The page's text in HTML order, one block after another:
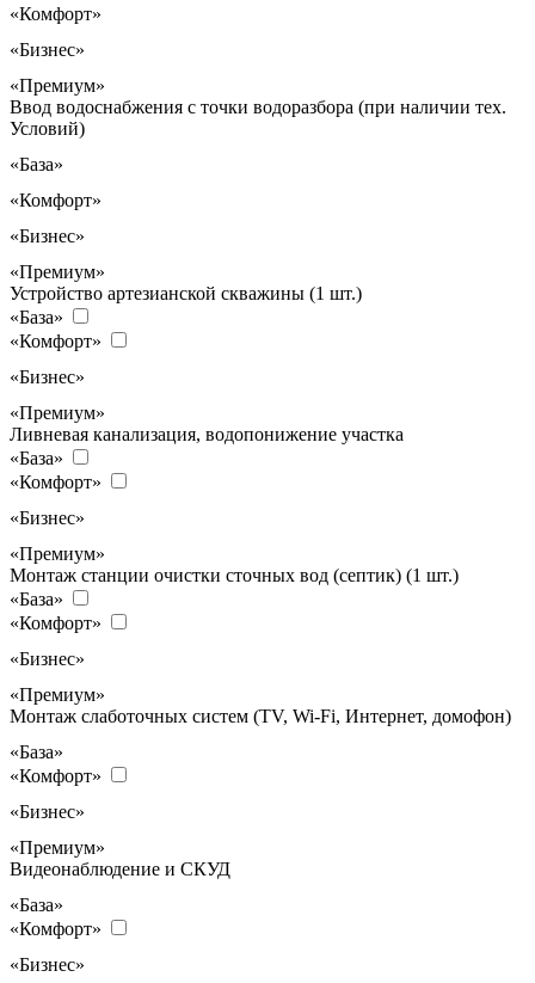
«Комфорт»
«Бизнес»
«Премиум»
Ввод водоснабжения с точки водоразбора (при наличии тех.
Условий)
«База»
«Комфорт»
«Бизнес»
«Премиум»
Устройство артезианской скважины (1 шт.)
«База»
«Комфорт»
«Бизнес»
«Премиум»
Ливневая канализация, водопонижение участка
«База»
«Комфорт»
«Бизнес»
«Премиум»
Монтаж станции очистки сточных вод (септик) (1 шт.)
«База»
«Комфорт»
«Бизнес»
«Премиум»
Монтаж слаботочных систем (TV, Wi-Fi, Интернет, домофон)
«База»
«Комфорт»
«Бизнес»
«Премиум»
Видеонаблюдение и СКУД
«База»
«Комфорт»
«Бизнес»